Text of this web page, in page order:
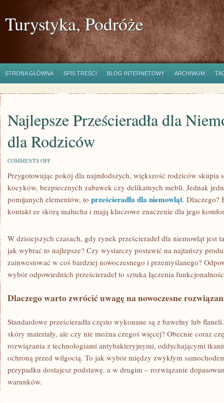
Turystyka, Podróże
STRONA GŁÓWNA SPIS TREŚCI BLOG INTERNETOWY ARCHIWUM
Najlepsze Prześcieradła dla
dla Rodziców
COMMENTS OFFON
PRZEŚCIERADŁA
NIEMOWLĄT:
PORADNIK
RODZICÓW
Przygotowując pokój dla najmłodszych, większość rodziców skupia
kocyków, bezpiecznych zabawek czy delikatnych mebli. Jednak
pomijanych elementów, to prześcieradła dla niemowląt. Dlaczego?
kontakt ze skórą malucha i mają kluczowe znaczenie dla jego
W dzisiejszych czasach, gdy rynek prześcieradeł dla niemowląt jest
jak wybrać to najlepsze? Czy wystarczy postawić na najtańszy
zainwestować w coś bardziej nowoczesnego i przemyślanego?
wybór odpowiednich prześcieradeł to sztuka łączenia
Dlaczego warto zwrócić uwagę na nowoczesne
Standardowe prześcieradła często wykonane są z bawełny lub
skóry materiały, ale czy nie można czegoś więcej? Obecnie coraz
rozwiązania z technologiami antybakteryjnymi, oddychającymi
ochroną przed wilgocią. To jak wybór między zwykłym
przypadku dostajesz podstawę, a w drugim – rozwiązanie
warunków.